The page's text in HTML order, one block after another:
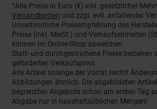
Fußnoten
*Alle Preise in Euro (€) inkl. gesetzlicher
Versandkosten und zzgl. evtl. anfallender
Unverbindliche Preisempfehlung des
Preise (inkl. MwSt.) und Verkaufseinheiten
können im Online-Shop abweichen.
Statt- und durchgestrichene Preise beziehen
geforderten Verkaufspreis.
Alle Artikel solange der Vorrat reicht!
Abbildungen ähnlich. Die abgebildeten
begrenzten Angebots schon am ersten Tag
Abgabe nur in haushaltsüblichen Mengen!